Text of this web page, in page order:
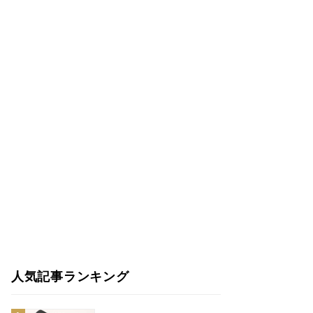
人気記事ランキング